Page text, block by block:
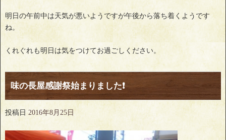
明日の午前中は天気が悪いようですが午後から落ち着くようです
ね。
くれぐれも明日は気をつけてお過ごしください。
味の長屋感謝祭始まりました❗
投稿日 2016年8月25日